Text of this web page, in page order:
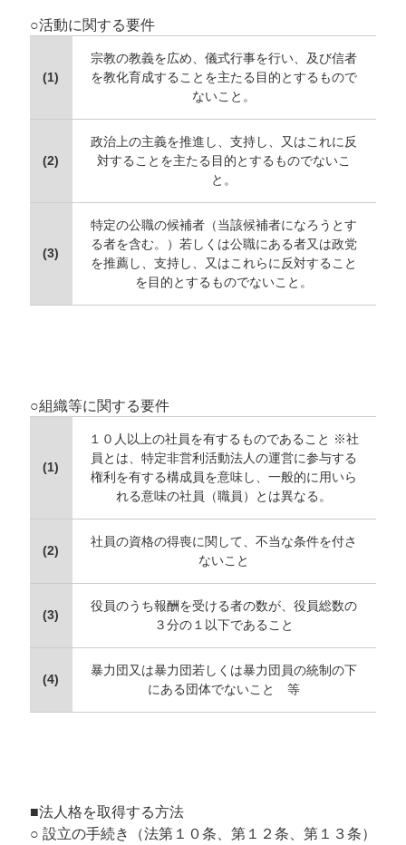
○活動に関する要件
(1)
宗教の教義を広め、儀式行事を行い、及び信者
を教化育成することを主たる目的とするもので
ないこと。
(2)
政治上の主義を推進し、支持し、又はこれに反
対することを主たる目的とするものでないこ
と。
(3)
特定の公職の候補者（当該候補者になろうとす
る者を含む。）若しくは公職にある者又は政党
を推薦し、支持し、又はこれらに反対すること
を目的とするものでないこと。
○組織等に関する要件
(1)
１０人以上の社員を有するものであること ※社
員とは、特定非営利活動法人の運営に参与する
権利を有する構成員を意味し、一般的に用いら
れる意味の社員（職員）とは異なる。
(2)
社員の資格の得喪に関して、不当な条件を付さ
ないこと
(3)
役員のうち報酬を受ける者の数が、役員総数の
３分の１以下であること
(4)
暴力団又は暴力団若しくは暴力団員の統制の下
にある団体でないこと 等
■法人格を取得する方法
○ 設立の手続き（法第１０条、第１２条、第１３条）